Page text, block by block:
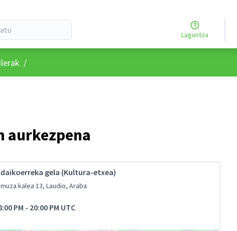
Laguntza
menua
/
aurkezpena
gela (Kultura-etxea)
kalea 13, Laudio, Araba
PM - 20:00 PM UTC